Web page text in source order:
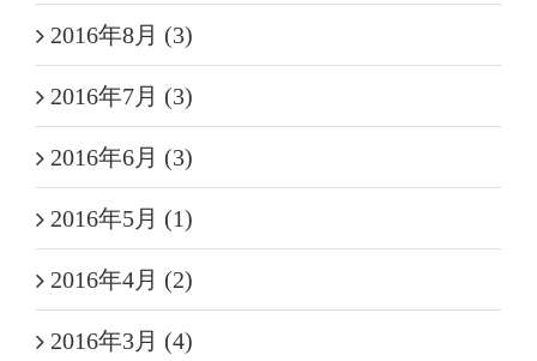
2016年8月 (3)
2016年7月 (3)
2016年6月 (3)
2016年5月 (1)
2016年4月 (2)
2016年3月 (4)